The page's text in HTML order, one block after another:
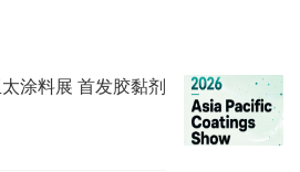
涂料展 首发胶黏剂